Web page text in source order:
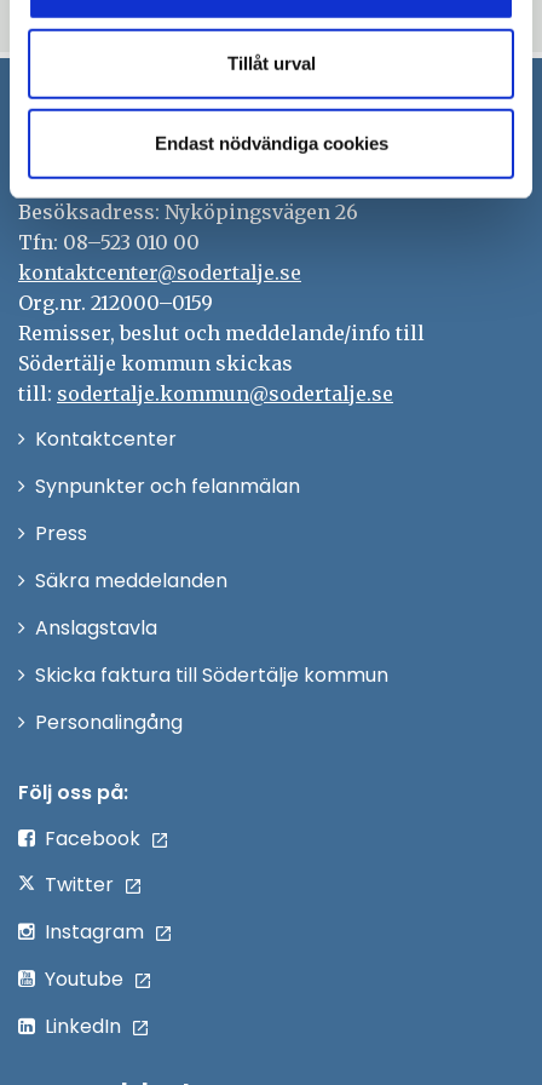
Tillåt urval
Endast nödvändiga cookies
Uppdaterad: 2020-06-23
Södertälje kommun
151 89 Södertälje
Besöksadress: Nyköpingsvägen 26
Tfn: 08–523 010 00
kontaktcenter@sodertalje.se
Org.nr. 212000–0159
Remisser, beslut och meddelande/info till
Södertälje kommun skickas
till: sodertalje.kommun@sodertalje.se
KontaktcenterÖppna
Synpunkter och felanmälan
Press
fönster
Säkra meddelanden
Anslagstavla
Skicka faktura till Södertälje kommun
PersonalingångÖppna
Följ oss på:
Facebook
Twitter
Instagram
Youtube
LinkedIn